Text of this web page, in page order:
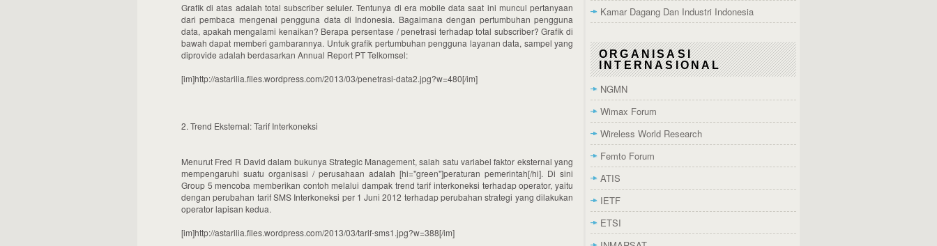
Grafik di atas adalah total subscriber seluler. Tentunya di era mobile data saat ini muncul pertanyaan
dari pembaca mengenai pengguna data di Indonesia. Bagaimana dengan pertumbuhan pengguna
data, apakah mengalami kenaikan? Berapa persentase / penetrasi terhadap total subscriber? Grafik di
bawah dapat memberi gambarannya. Untuk grafik pertumbuhan pengguna layanan data, sampel yang
diprovide adalah berdasarkan Annual Report PT Telkomsel:
[im]http://astarilia.files.wordpress.com/2013/03/penetrasi-data2.jpg?w=480[/im]
2. Trend Eksternal: Tarif Interkoneksi
Menurut Fred R David dalam bukunya Strategic Management, salah satu variabel faktor eksternal yang
mempengaruhi suatu organisasi / perusahaan adalah [hi="green"]peraturan pemerintah[/hi]. Di sini
Group 5 mencoba memberikan contoh melalui dampak trend tarif interkoneksi terhadap operator, yaitu
dengan perubahan tarif SMS Interkoneksi per 1 Juni 2012 terhadap perubahan strategi yang dilakukan
operator lapisan kedua.
[im]http://astarilia.files.wordpress.com/2013/03/tarif-sms1.jpg?w=388[/im]
Kamar Dagang Dan Industri Indonesia
ORGANISASI
INTERNASIONAL
NGMN
Wimax Forum
Wireless World Research
Femto Forum
ATIS
IETF
ETSI